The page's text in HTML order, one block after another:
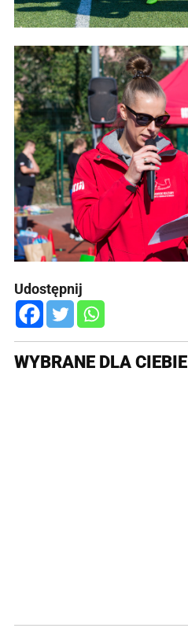
Udostępnij
WYBRANE DLA CIEBIE